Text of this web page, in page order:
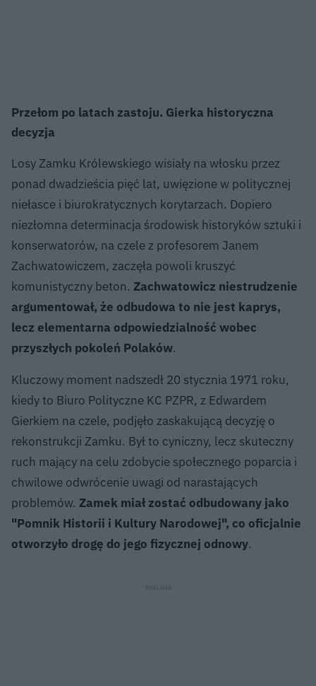
Przełom po latach zastoju. Gierka historyczna
decyzja
Losy Zamku Królewskiego wisiały na włosku przez
ponad dwadzieścia pięć lat, uwięzione w politycznej
niełasce i biurokratycznych korytarzach. Dopiero
niezłomna determinacja środowisk historyków sztuki i
konserwatorów, na czele z profesorem Janem
Zachwatowiczem, zaczęła powoli kruszyć
komunistyczny beton. Zachwatowicz niestrudzenie
argumentował, że odbudowa to nie jest kaprys,
lecz elementarna odpowiedzialność wobec
przyszłych pokoleń Polaków.
Kluczowy moment nadszedł 20 stycznia 1971 roku,
kiedy to Biuro Polityczne KC PZPR, z Edwardem
Gierkiem na czele, podjęło zaskakującą decyzję o
rekonstrukcji Zamku. Był to cyniczny, lecz skuteczny
ruch mający na celu zdobycie społecznego poparcia i
chwilowe odwrócenie uwagi od narastających
problemów. Zamek miał zostać odbudowany jako
"Pomnik Historii i Kultury Narodowej", co oficjalnie
otworzyło drogę do jego fizycznej odnowy.